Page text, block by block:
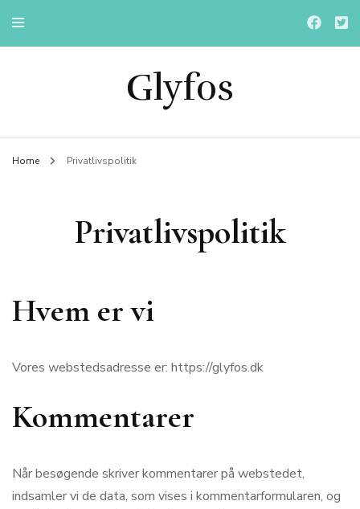
Glyfos
Home Privatlivspolitik
Privatlivspolitik
Hvem er vi
Vores webstedsadresse er: https://glyfos.dk
Kommentarer
Når besøgende skriver kommentarer på webstedet,
indsamler vi de data, som vises i kommentarformularen, og